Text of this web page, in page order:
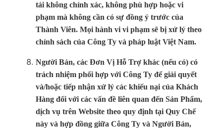
tải không chính xác, không phù hợp hoặc vi
phạm mà không cần có sự đồng ý trước của
Thành Viên. Mọi hành vi vi phạm sẽ bị xử lý theo
chính sách của Công Ty và pháp luật Việt Nam.
Người Bán, các Đơn Vị Hỗ Trợ khác (nếu có) có
trách nhiệm phối hợp với Công Ty để giải quyết
và/hoặc tiếp nhận xử lý các khiếu nại của Khách
Hàng đối với các vấn đề liên quan đến Sản Phẩm,
dịch vụ trên Website theo quy định tại Quy Chế
này và hợp đồng giữa Công Ty và Người Bán,